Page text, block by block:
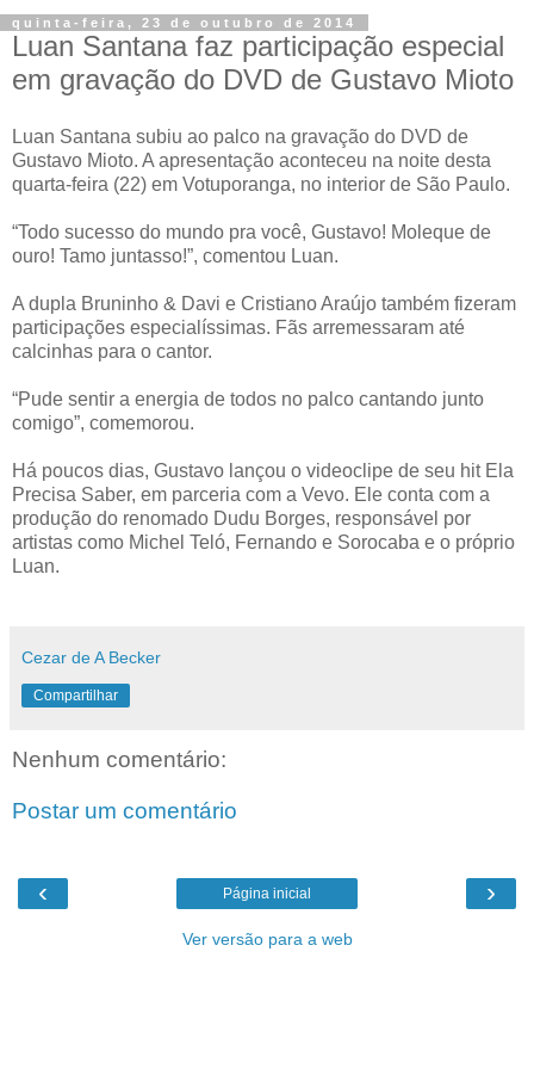
quinta-feira, 23 de outubro de 2014
Luan Santana faz participação especial
em gravação do DVD de Gustavo Mioto
Luan Santana subiu ao palco na gravação do DVD de
Gustavo Mioto. A apresentação aconteceu na noite desta
quarta-feira (22) em Votuporanga, no interior de São Paulo.
“Todo sucesso do mundo pra você, Gustavo! Moleque de
ouro! Tamo juntasso!”, comentou Luan.
A dupla Bruninho & Davi e Cristiano Araújo também fizeram
participações especialíssimas. Fãs arremessaram até
calcinhas para o cantor.
“Pude sentir a energia de todos no palco cantando junto
comigo”, comemorou.
Há poucos dias, Gustavo lançou o videoclipe de seu hit Ela
Precisa Saber, em parceria com a Vevo. Ele conta com a
produção do renomado Dudu Borges, responsável por
artistas como Michel Teló, Fernando e Sorocaba e o próprio
Luan.
Cezar de A Becker
Compartilhar
Nenhum comentário:
Postar um comentário
‹ ›
Página inicial
Ver versão para a web